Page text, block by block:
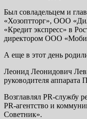
Был совладельцем и
«Хозоптторг», ООО
«Кредит экспресс» в
директором ООО
А еще в этот день
Леонид Леонидович
руководителя аппарата
Возглавлял PR-службу
PR-агентство и
Советник».